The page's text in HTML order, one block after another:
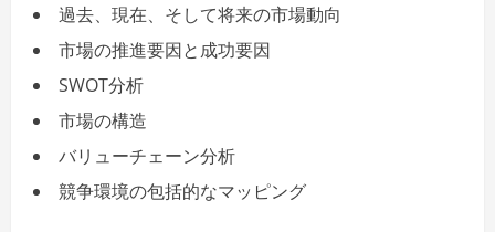
過去、現在、そして将来の市場動向
市場の推進要因と成功要因
SWOT分析
市場の構造
バリューチェーン分析
競争環境の包括的なマッピング